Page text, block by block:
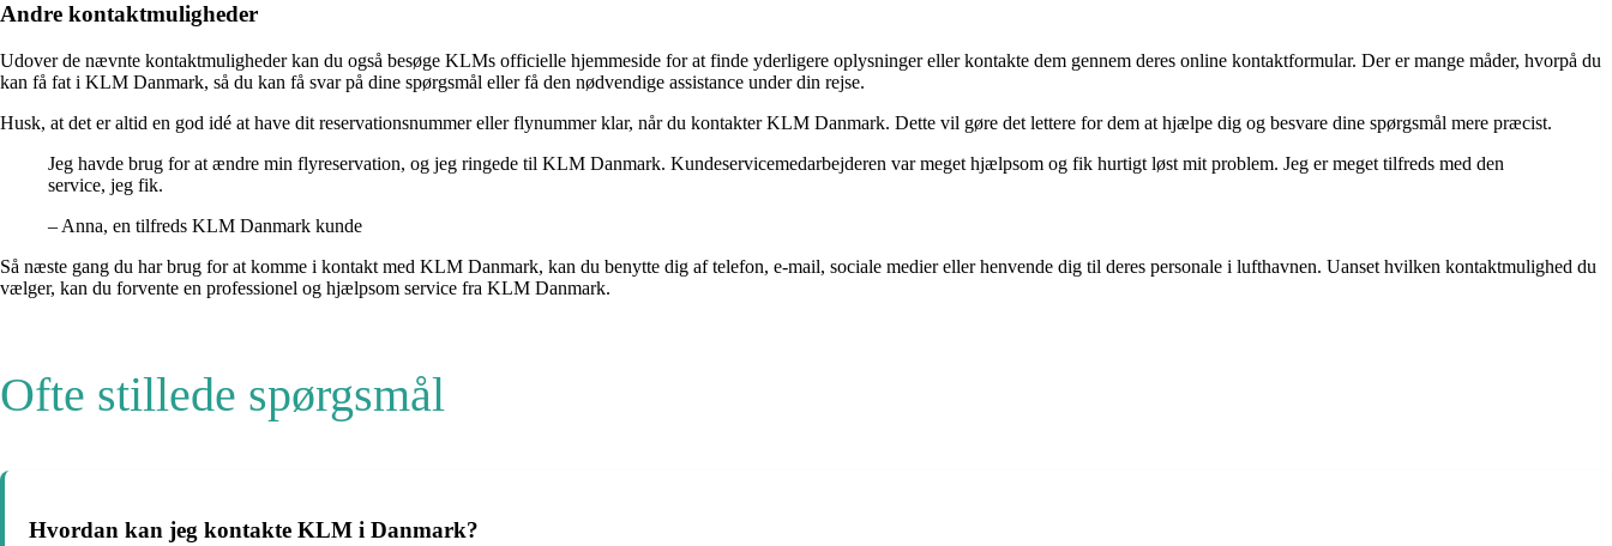
Andre kontaktmuligheder
Udover de nævnte kontaktmuligheder kan du også besøge KLMs officielle hjemmeside for at finde yderligere oplysninger eller kontakte dem gennem deres online kontaktformular. Der er mange måder, hvorpå du
kan få fat i KLM Danmark, så du kan få svar på dine spørgsmål eller få den nødvendige assistance under din rejse.
Husk, at det er altid en god idé at have dit reservationsnummer eller flynummer klar, når du kontakter KLM Danmark. Dette vil gøre det lettere for dem at hjælpe dig og besvare dine spørgsmål mere præcist.
Jeg havde brug for at ændre min flyreservation, og jeg ringede til KLM Danmark. Kundeservicemedarbejderen var meget hjælpsom og fik hurtigt løst mit problem. Jeg er meget tilfreds med den
service, jeg fik.
– Anna, en tilfreds KLM Danmark kunde
Så næste gang du har brug for at komme i kontakt med KLM Danmark, kan du benytte dig af telefon, e-mail, sociale medier eller henvende dig til deres personale i lufthavnen. Uanset hvilken kontaktmulighed du
vælger, kan du forvente en professionel og hjælpsom service fra KLM Danmark.
Ofte stillede spørgsmål
Hvordan kan jeg kontakte KLM i Danmark?